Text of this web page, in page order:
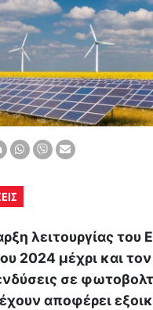
λειτουργίας του
2024 μέχρι και
σε
αποφέρει